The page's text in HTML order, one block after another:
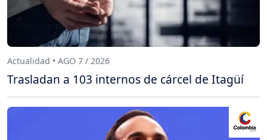
Actualidad • AGO 7 / 2026
Trasladan a 103 internos de cárcel de Itagüí